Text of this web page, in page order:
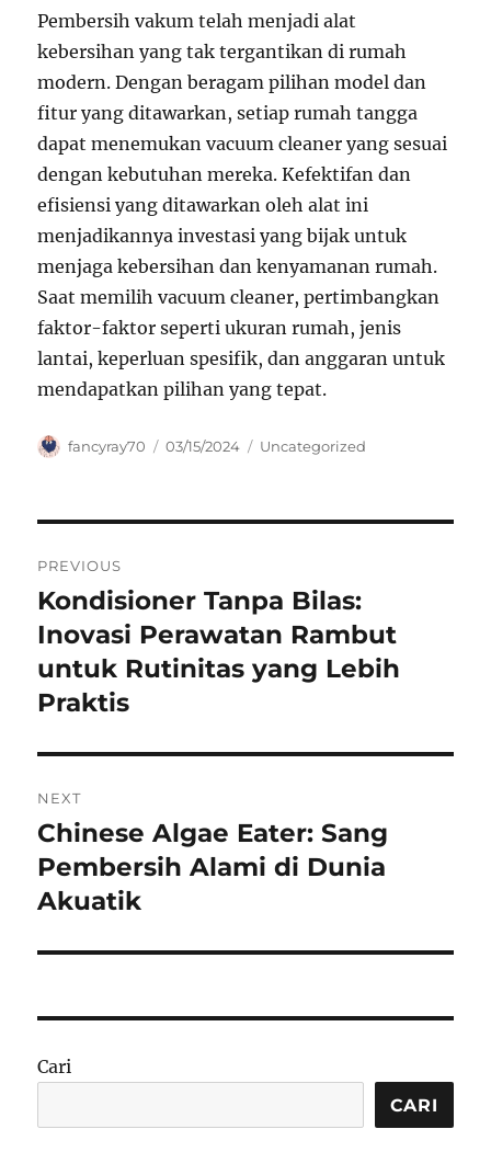
Pembersih vakum telah menjadi alat
kebersihan yang tak tergantikan di rumah
modern. Dengan beragam pilihan model dan
fitur yang ditawarkan, setiap rumah tangga
dapat menemukan vacuum cleaner yang sesuai
dengan kebutuhan mereka. Kefektifan dan
efisiensi yang ditawarkan oleh alat ini
menjadikannya investasi yang bijak untuk
menjaga kebersihan dan kenyamanan rumah.
Saat memilih vacuum cleaner, pertimbangkan
faktor-faktor seperti ukuran rumah, jenis
lantai, keperluan spesifik, dan anggaran untuk
mendapatkan pilihan yang tepat.
Author
fancyray70
Posted
03/15/2024 Categories
Uncategorized
pos
PREVIOUS
Previous
post:
Kondisioner Tanpa Bilas:
Inovasi Perawatan Rambut
untuk Rutinitas yang Lebih
Praktis
NEXT
Next
post:
Chinese Algae Eater: Sang
Pembersih Alami di Dunia
Akuatik
Cari
CARI